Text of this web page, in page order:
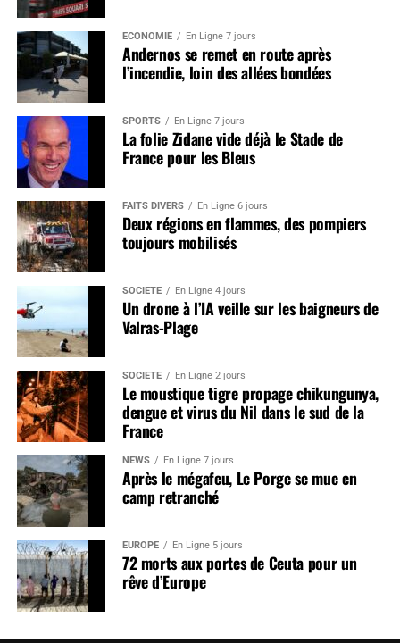
ÉCONOMIE En Ligne 7 jours
Andernos se remet en route après
l’incendie, loin des allées bondées
SPORTS En Ligne 7 jours
La folie Zidane vide déjà le Stade de
France pour les Bleus
FAITS DIVERS En Ligne 6 jours
Deux régions en flammes, des pompiers
toujours mobilisés
SOCIÉTÉ En Ligne 4 jours
Un drone à l’IA veille sur les baigneurs de
Valras-Plage
SOCIÉTÉ En Ligne 2 jours
Le moustique tigre propage chikungunya,
dengue et virus du Nil dans le sud de la
France
NEWS En Ligne 7 jours
Après le mégafeu, Le Porge se mue en
camp retranché
EUROPE En Ligne 5 jours
72 morts aux portes de Ceuta pour un
rêve d’Europe